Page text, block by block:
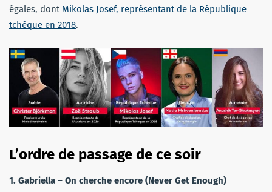
égales, dont Mikolas Josef, représentant de la République
tchèque en 2018.
L’ordre de passage de ce soir
1. Gabriella – On cherche encore (Never Get Enough)